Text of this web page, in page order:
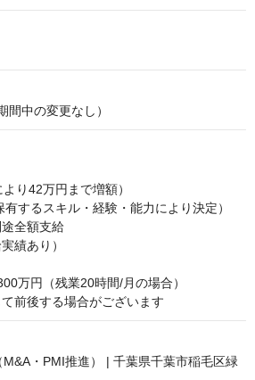
間中の変更なし）
り42万円まで増額）
するスキル・経験・能力により決定）
全額支給
績あり）
万円（残業20時間/月の場合）
前後する場合がございます